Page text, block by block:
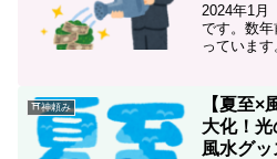
2024年1月
です。数
っていま
⛩神頼み
【夏至×
大化！
風水グッ